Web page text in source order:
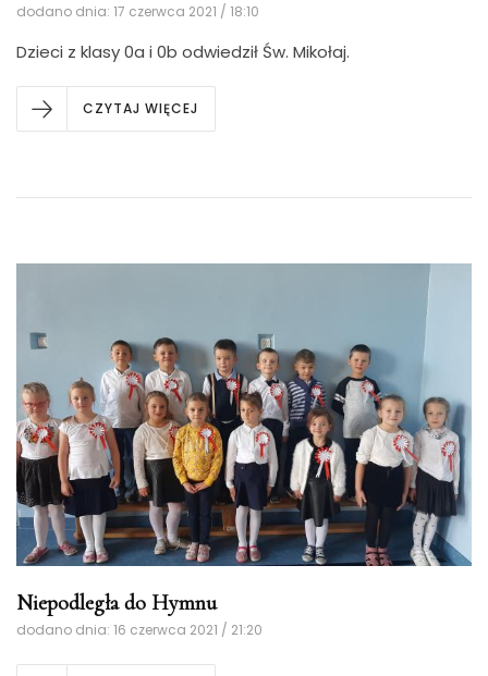
dodano dnia: 17 czerwca 2021 / 18:10
Dzieci z klasy 0a i 0b odwiedził Św. Mikołaj.
CZYTAJ WIĘCEJ
Niepodległa do Hymnu
dodano dnia: 16 czerwca 2021 / 21:20